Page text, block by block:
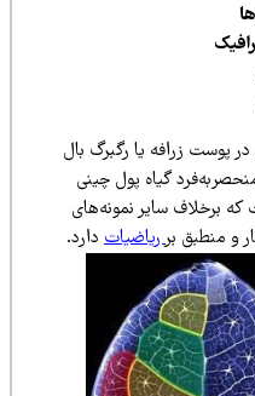
زرافه یا رگبرگ بال
گیاه پول چینی
سایر نمونه‌های
برریاضیاتدارد.